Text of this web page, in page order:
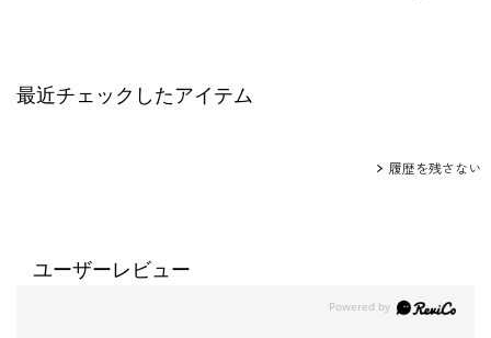
最近チェックしたアイテム
履歴を残さない
ユーザーレビュー